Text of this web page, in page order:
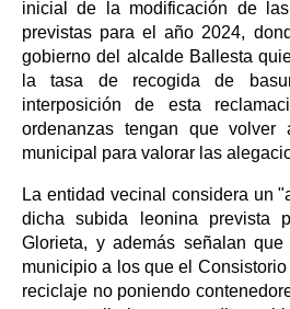
inicial de la modificación de
previstas para el año 2024,
gobierno del alcalde Ballesta
la tasa de recogida de
interposición de esta
ordenanzas tengan que
municipal para valorar las
La entidad vecinal considera un
dicha subida leonina prevista
Glorieta, y además señalan
municipio a los que el
reciclaje no poniendo